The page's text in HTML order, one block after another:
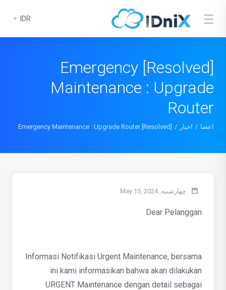
IDR
[Resolved] Emergency
Maintenance : Upgrade
Router
اعضا اخبار
چهارشنبه, May 15, 2024
Dear Pelanggan
Informasi Notifikasi Urgent Maintenance, bersama
ini kami informasikan bahwa akan dilakukan
URGENT Maintenance dengan detail sebagai